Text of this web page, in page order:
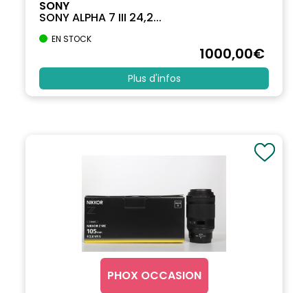
SONY
SONY ALPHA 7 III 24,2...
EN STOCK
1000,00€
Plus d'infos
PHOX OCCASION